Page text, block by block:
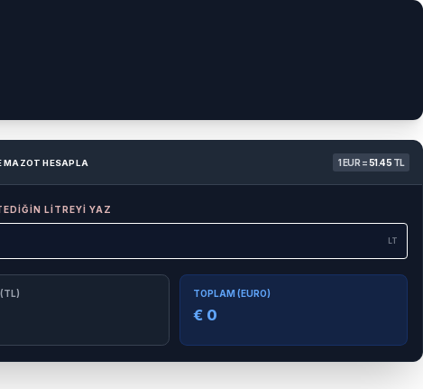
MAZOT HESAPLA 1 EUR =51.45 TL
LİTREYİ YAZ
LT
TOPLAM (EURO)
€ 0